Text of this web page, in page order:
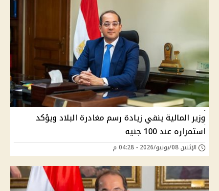
وزير المالية ينفي زيادة رسم مغادرة البلاد ويؤكد
استمراره عند 100 جنيه
الإثنين 08/يونيو/2026 - 04:28 م